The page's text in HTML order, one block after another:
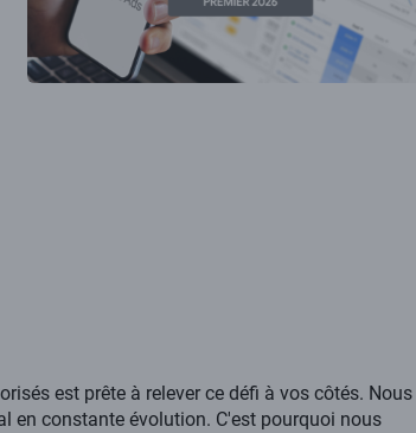
est prête à relever ce défi à vos côtés. Nous
en constante évolution. C'est pourquoi nous